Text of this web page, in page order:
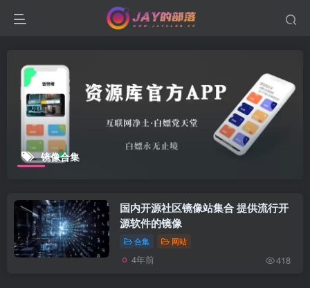
镜像合集
国内开源社区镜像站集合 提供流行开
源软件的镜像
合集 网站
4年前 418